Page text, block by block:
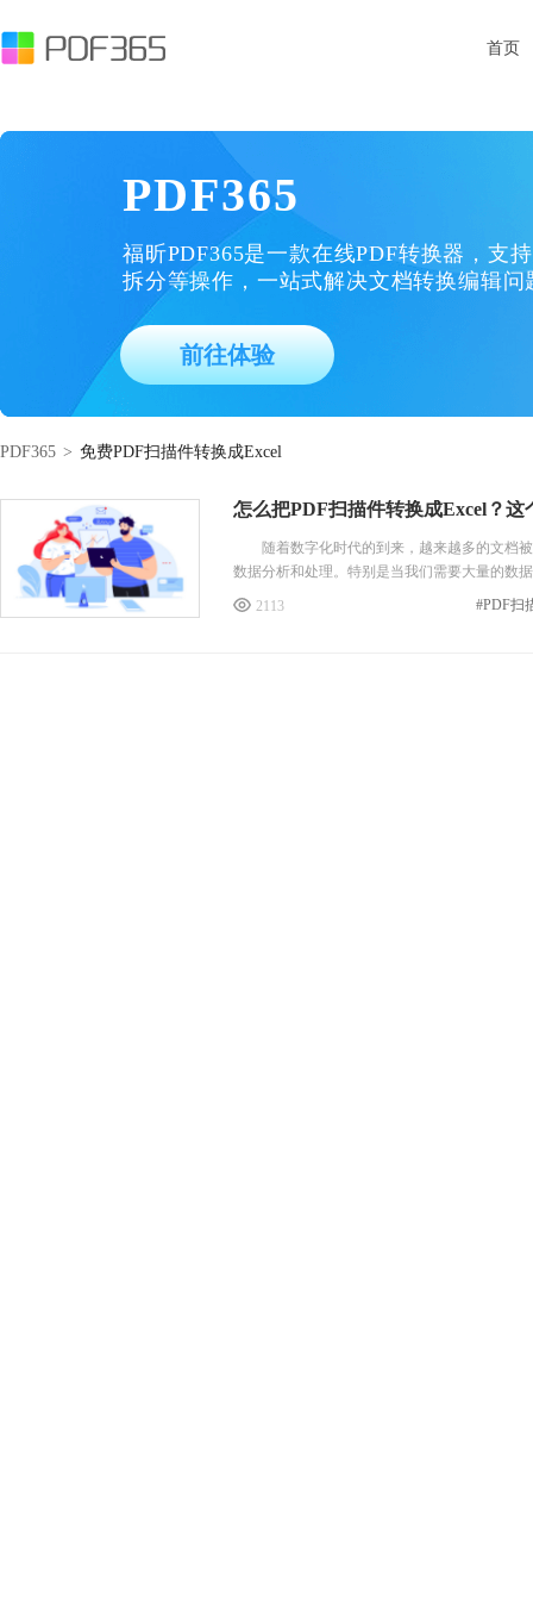
首页
PDF365
福昕PDF365是一款在线PDF转换器，支
拆分等操作，一站式解决文档转换编辑问
前往体验
PDF365 > 免费PDF扫描件转换成Excel
怎么把PDF扫描件转换成Excel？这
随着数字化时代的到来，越来越多的文档被
数据分析和处理。特别是当我们需要大量的数
2113